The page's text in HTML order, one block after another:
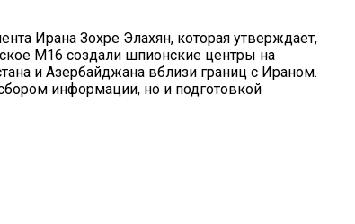
Ирана Зохре Элахян, которая утверждает,
М16 создали шпионские центры на
и Азербайджана вблизи границ с Ираном.
информации, но и подготовкой